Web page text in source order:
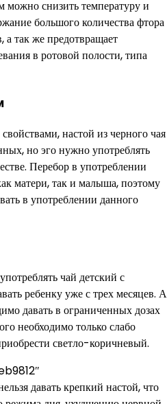
снизить температуру и
большого количества фтора
а так же предотвращает
в ротовой полости, типа
настой из черного чая
но эго нужно употреблять
Перебор в употреблении
матери, так и малыша, поэтому
в употреблении данного
чай детский с
ребенку уже с трех месяцев. А
давать в ограниченных дозах
необходимо только слабо
светло-коричневый.
давать крепкий настой, что